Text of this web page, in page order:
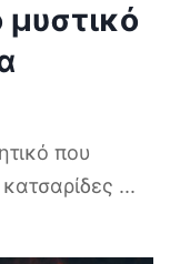
μυστικό
που
...